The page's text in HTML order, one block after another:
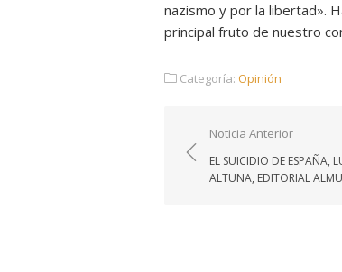
nazismo y por la libertad».
principal fruto de nuestro
Categoría: Opinión
Navegación
de
entradas
Noticia Anterior
EL SUICIDIO DE ESPAÑA,
ALTUNA, EDITORIAL